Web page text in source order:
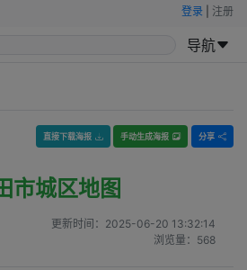
登录 注册
导航
直接下载海报 手动生成海报 分享
市城区地图
更新时间： 2025-06-20 13:32:14
浏览量： 568